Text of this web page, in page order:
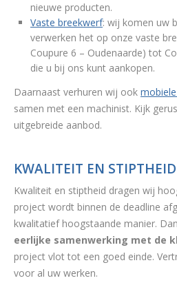
nieuwe producten.
Vaste breekwerf: wij komen uw
verwerken het op onze vaste
Coupure 6 – Oudenaarde) tot
die u bij ons kunt aankopen.
Daarnaast verhuren wij ook
samen met een machinist. Kijk
uitgebreide aanbod.
KWALITEIT EN
Kwaliteit en stiptheid dragen wij
project wordt binnen de deadline
kwalitatief hoogstaande manier.
eerlijke samenwerking met de
project vlot tot een goed einde.
voor al uw werken.